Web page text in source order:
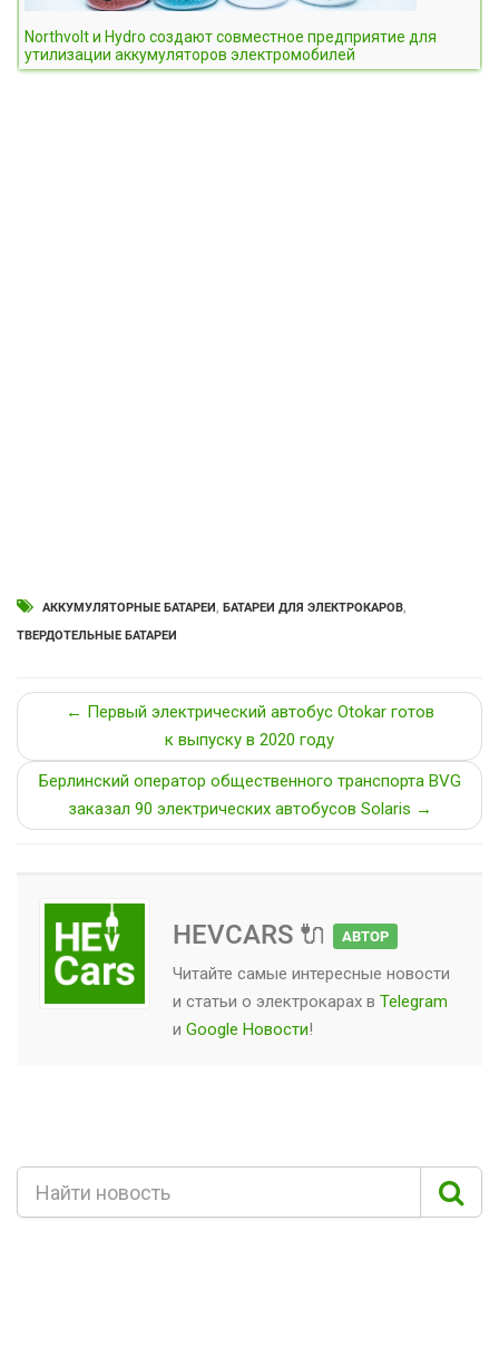
Northvolt и Hydro создают совместное предприятие для
утилизации аккумуляторов электромобилей
АККУМУЛЯТОРНЫЕ БАТАРЕИ, БАТАРЕИ ДЛЯ ЭЛЕКТРОКАРОВ,
ТВЕРДОТЕЛЬНЫЕ БАТАРЕИ
← Первый электрический автобус Otokar готов
к выпуску в 2020 году
Берлинский оператор общественного транспорта BVG
заказал 90 электрических автобусов Solaris →
HEVCARS 🔌 АВТОР
Читайте самые интересные новости
и статьи о электрокарах в Telegram
и Google Новости!